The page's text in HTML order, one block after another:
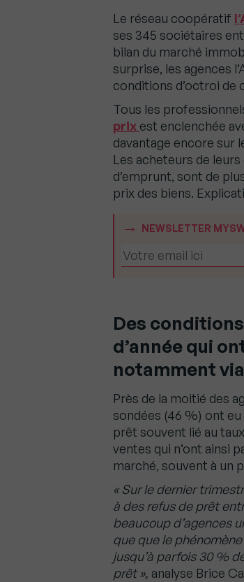
Le réseau coopératif
ses 345 sociétaires
bilan du marché
surprise, les agences
conditions d’octroi de
Tous les
prix est enclenchée
davantage encore sur
Les acheteurs de
d’emprunt, sont de
prix des biens.
NEWSLETTER
Des
d’année qui
notamment
Près de la moitié des
sondées (46 %) ont eu
prêt souvent lié au
ventes qui n’ont ainsi
marché, souvent à un
« Sur le dernier
à des refus de prêt
beaucoup d’agences
que que le
jusqu’à parfois 30 %
prêt », analyse Brice